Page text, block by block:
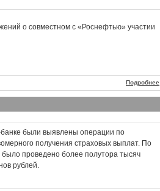
о совместном с «Роснефтью» участии
Подробнее
были выявлены операции по
получения страховых выплат. По
проведено более полутора тысяч
рублей.